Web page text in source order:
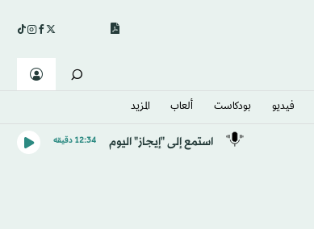
فيديو بودكاست ألعاب المزيد
استمع إلى "إيجاز" اليوم 12:34 دقيقه